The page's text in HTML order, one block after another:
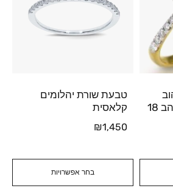
בשיבוץ יהלומים – זהב 18
בחר אפשרויות
טבעת שורת יהלומים
קלאסית
₪1,450